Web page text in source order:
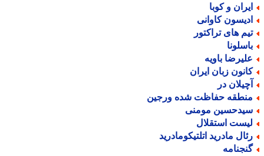
و کوبا
کاوانی
های تراکتور
باویه
زبان ایران
در
حفاظت شده ورجین
مومنی
استقلال
مادرید اتلتیکومادرید